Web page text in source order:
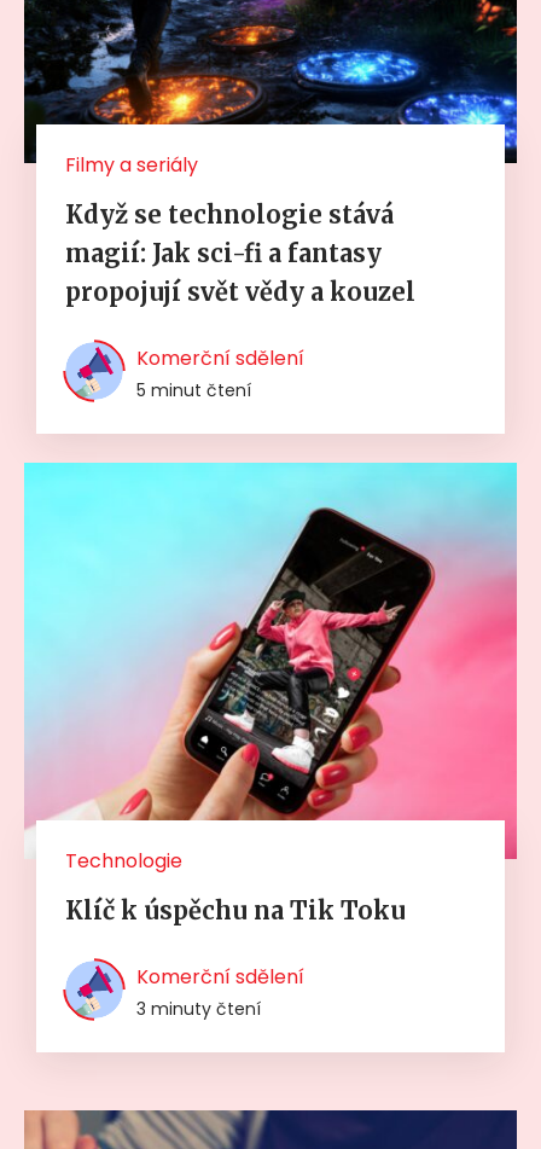
Filmy a seriály
Když se technologie stává
magií: Jak sci-fi a fantasy
propojují svět vědy a kouzel
Komerční sdělení
5 minut čtení
Technologie
Klíč k úspěchu na Tik Toku
Komerční sdělení
3 minuty čtení